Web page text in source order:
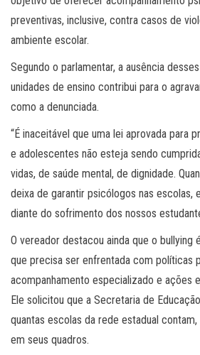
preventivas, inclusive, contra casos de
ambiente escolar.
Segundo o parlamentar, a ausência
unidades de ensino contribui para o
como a denunciada.
“É inaceitável que uma lei aprovada para
e adolescentes não esteja sendo
vidas, de saúde mental, de dignidade.
deixa de garantir psicólogos nas escolas,
diante do sofrimento dos nossos
O vereador destacou ainda que o bullying
que precisa ser enfrentada com políticas
acompanhamento especializado e ações
Ele solicitou que a Secretaria de
quantas escolas da rede estadual
em seus quadros.